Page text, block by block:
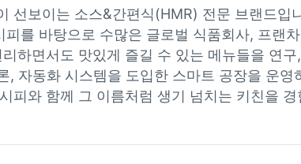
선보이는 소스&간편식(HMR) 전문 브랜드입
를 바탕으로 수많은 글로벌 식품회사, 프랜
하면서도 맛있게 즐길 수 있는 메뉴들을 연
자동화 시스템을 도입한 스마트 공장을 운영
피와 함께 그 이름처럼 생기 넘치는 키친을 경